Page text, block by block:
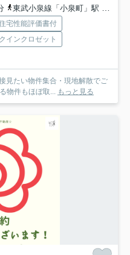
東武小泉線「小泉町」駅 徒歩46分
宅性能評価書付
インクロゼット
見たい物件集合・現地解散でご
物件もほぼ取...
もっと見る